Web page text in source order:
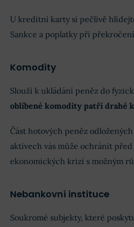
U kreditní karty si pečlivě
Sankce a poplatky při
Komodity
Slouží k ukládání peněz do
oblíbené komodity patří drahé
Část hotových peněz
aktivech vás může ochránit
ekonomických krizí s možným
Nebankovní instituce
Soukromé subjekty, které